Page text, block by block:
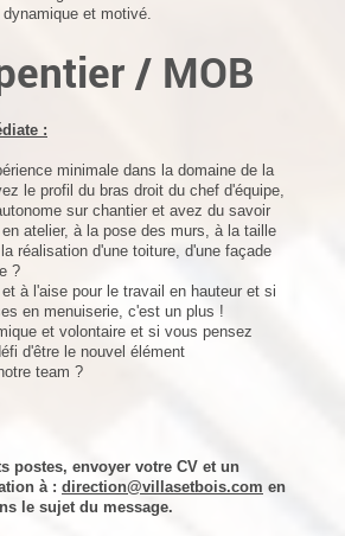
et motivé.
/ MOB
:
minimale dans la domaine de la
le profil du bras droit du chef d'équipe,
sur chantier et avez du savoir
atelier, à la pose des murs, à la taille
réalisation d'une toiture, d'une façade
?
à l'aise pour le travail en hauteur et si
en menuiserie, c'est un plus !
et volontaire et si vous pensez
d'être le nouvel élément
team ?
postes, envoyer votre CV et un
à : direction@villasetbois.com en
le sujet du message.